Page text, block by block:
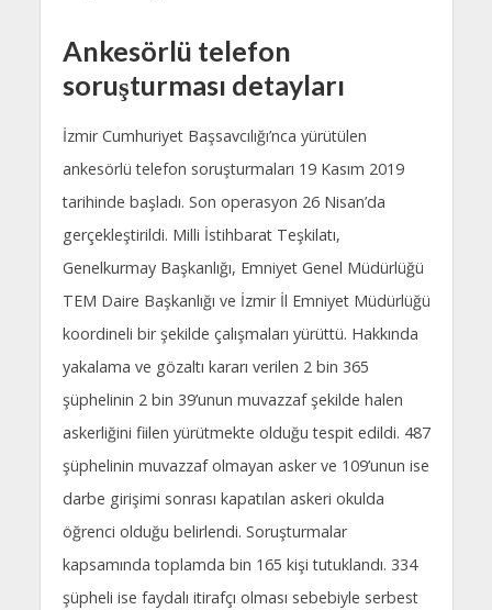
Ankesörlü telefon
soruşturması detayları
İzmir Cumhuriyet Başsavcılığı’nca yürütülen
ankesörlü telefon soruşturmaları 19 Kasım 2019
tarihinde başladı. Son operasyon 26 Nisan’da
gerçekleştirildi. Milli İstihbarat Teşkilatı,
Genelkurmay Başkanlığı, Emniyet Genel Müdürlüğü
TEM Daire Başkanlığı ve İzmir İl Emniyet Müdürlüğü
koordineli bir şekilde çalışmaları yürüttü. Hakkında
yakalama ve gözaltı kararı verilen 2 bin 365
şüphelinin 2 bin 39’unun muvazzaf şekilde halen
askerliğini fiilen yürütmekte olduğu tespit edildi. 487
şüphelinin muvazzaf olmayan asker ve 109’unun ise
darbe girişimi sonrası kapatılan askeri okulda
öğrenci olduğu belirlendi. Soruşturmalar
kapsamında toplamda bin 165 kişi tutuklandı. 334
şüpheli ise faydalı itirafçı olması sebebiyle serbest